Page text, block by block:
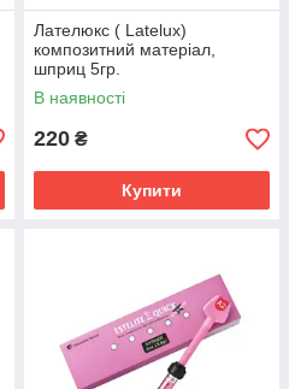
Лателюкс ( Latelux)
композитний матеріал,
шприц 5гр.
В наявності
220 ₴
Купити